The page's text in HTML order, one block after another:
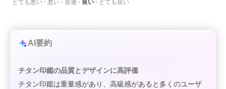
とても悪い
悪い 普通 良い とても良い
AI要約
チタン印鑑の品質とデザインに高評価
チタン印鑑は重量感があり、高級感があると多くのユーザ